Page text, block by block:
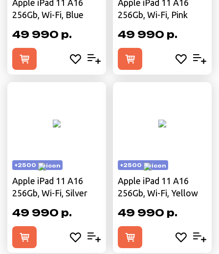
Apple iPad 11 A16
256Gb, Wi-Fi, Blue
49 990 р.
Apple iPad 11 A16
256Gb, Wi-Fi, Pink
49 990 р.
+2500
Apple iPad 11 A16
256Gb, Wi-Fi, Silver
49 990 р.
+2500
Apple iPad 11 A16
256Gb, Wi-Fi, Yellow
49 990 р.